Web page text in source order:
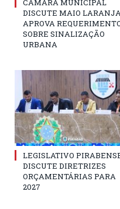
CÂMARA MUNICIPAL
DISCUTE MAIO
APROVA
SOBRE SINALIZAÇÃO
URBANA
LEGISLATIVO
DISCUTE DIRETRIZES
ORÇAMENTÁRIAS PARA
2027